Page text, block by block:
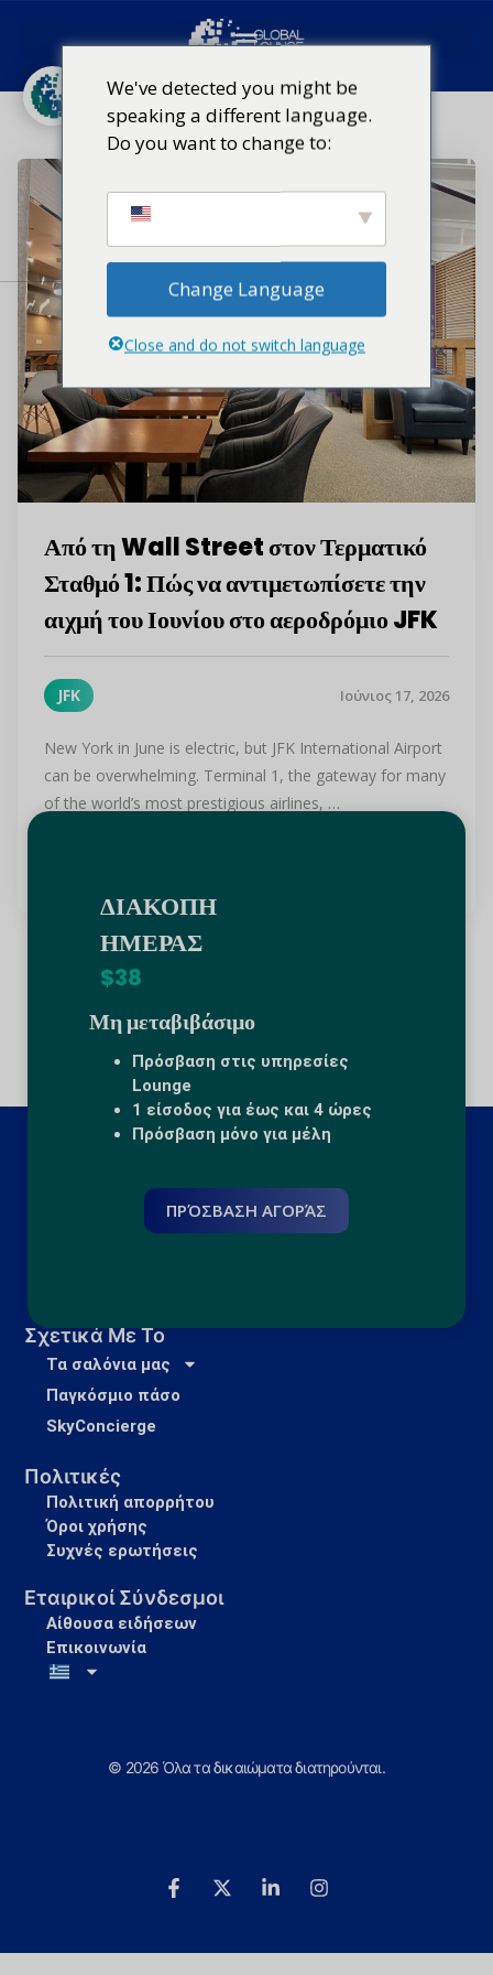
Κατηγορία:JFK
Αρχική σελίδα Κατηγορία: JFK
Από τη Wall Street στον Τερματικό
Σταθμό 1: Πώς να αντιμετωπίσετε την
αιχμή του Ιουνίου στο αεροδρόμιο JFK
JFK Ιούνιος 17, 2026
New York in June is electric, but JFK International Airport
can be overwhelming. Terminal 1, the gateway for many
of the world’s most prestigious airlines, …
Σχετικά Με Το
Τα σαλόνια μας
Παγκόσμιο πάσο
SkyConcierge
Πολιτικές
Πολιτική απορρήτου
Όροι χρήσης
Συχνές ερωτήσεις
Εταιρικοί Σύνδεσμοι
Αίθουσα ειδήσεων
Επικοινωνία
© 2026 Όλα τα δικαιώματα διατηρούνται.
We've detected you might be
speaking a different language.
Do you want to change to:
Change Language
Close and do not switch language
ΔΙΑΚΟΠΗ
ΗΜΕΡΑΣ
$38
Μη μεταβιβάσιμο
Πρόσβαση στις υπηρεσίες
Lounge
1 είσοδος για έως και 4 ώρες
Πρόσβαση μόνο για μέλη
ΠΡΌΣΒΑΣΗ ΑΓΟΡΆΣ